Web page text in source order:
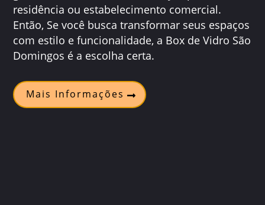
residência ou estabelecimento comercial.
Então, Se você busca transformar seus espaços
com estilo e funcionalidade, a Box de Vidro São
Domingos é a escolha certa.
Mais Informações